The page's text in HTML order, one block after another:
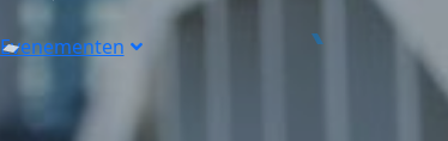
Evenementen